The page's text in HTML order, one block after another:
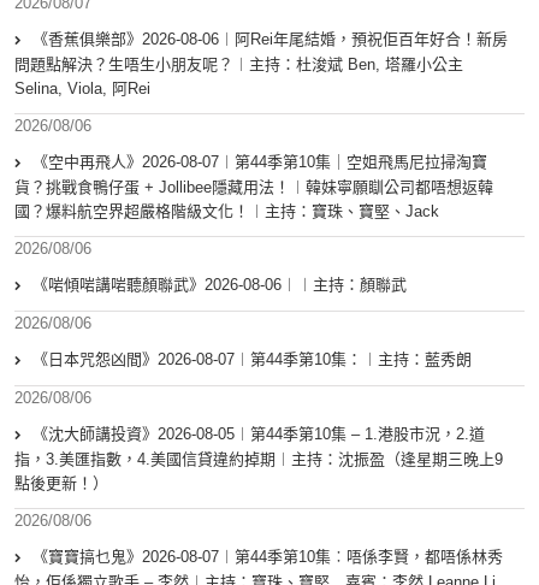
《香蕉俱樂部》2026-08-06︱阿Rei年尾結婚，預祝佢百年好合！新房
問題點解決？生唔生小朋友呢？︱主持：杜浚斌 Ben, 塔羅小公主
Selina, Viola, 阿Rei
2026/08/06
《空中再飛人》2026-08-07︱第44季第10集｜空姐飛馬尼拉掃淘寶
貨？挑戰食鴨仔蛋 + Jollibee隱藏用法！︱韓妹寧願瞓公司都唔想返韓
國？爆料航空界超嚴格階級文化！︱主持：寶珠、寶堅、Jack
2026/08/06
《啱傾啱講啱聽顏聯武》2026-08-06︱︱主持：顏聯武
2026/08/06
《日本咒怨凶間》2026-08-07︱第44季第10集：︱主持：藍秀朗
2026/08/06
《沈大師講投資》2026-08-05︱第44季第10集 – 1.港股市況，2.道
指，3.美匯指數，4.美國信貸違約掉期︱主持：沈振盈（逢星期三晚上9
點後更新！）
2026/08/06
《寶寶搞乜鬼》2026-08-07︱第44季第10集︰唔係李賢，都唔係林秀